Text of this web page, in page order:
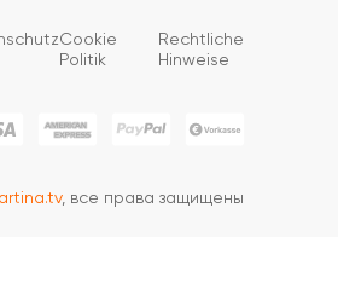
Cookie
Politik
Rechtliche
Hinweise
, все права защищены